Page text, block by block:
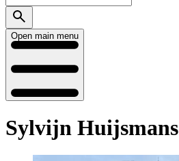
Open main menu
Sylvijn Huijsmans